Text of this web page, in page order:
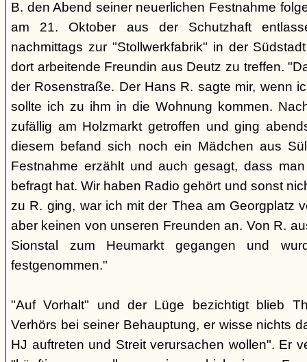
B. den Abend seiner neuerlichen Festnahme
am 21. Oktober aus der Schutzhaft
nachmittags zur "Stollwerkfabrik" in der
dort arbeitende Freundin aus Deutz zu treffen.
der Rosenstraße. Der Hans R. sagte mir, wenn
sollte ich zu ihm in die Wohnung kommen.
zufällig am Holzmarkt getroffen und ging
diesem befand sich noch ein Mädchen aus
Festnahme erzählt und auch gesagt, dass
befragt hat. Wir haben Radio gehört und sonst
zu R. ging, war ich mit der Thea am Georgplatz
aber keinen von unseren Freunden an. Von R.
Sionstal zum Heumarkt gegangen und
festgenommen."
"Auf Vorhalt" und der Lüge bezichtigt blieb
Verhörs bei seiner Behauptung, er wisse nichts
HJ auftreten und Streit verursachen wollen". Er